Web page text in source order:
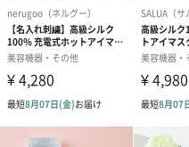
可能なように小型化し、性能
ているので、抱えている悩み
やちょっとした空き時間にプチ
美のプロになるのは貴方